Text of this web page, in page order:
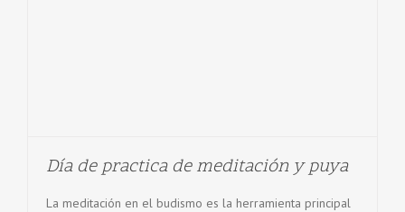
Día de practica de meditación y puya
La meditación en el budismo es la herramienta principal